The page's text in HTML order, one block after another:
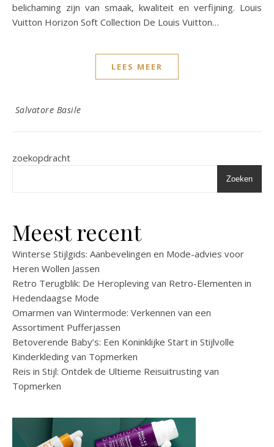
belichaming zijn van smaak, kwaliteit en verfijning. Louis
Vuitton Horizon Soft Collection De Louis Vuitton…
LEES MEER
Salvatore Basile
zoekopdracht
Zoeken
Meest recent
Winterse Stijlgids: Aanbevelingen en Mode-advies voor
Heren Wollen Jassen
Retro Terugblik: De Heropleving van Retro-Elementen in
Hedendaagse Mode
Omarmen van Wintermode: Verkennen van een
Assortiment Pufferjassen
Betoverende Baby’s: Een Koninklijke Start in Stijlvolle
Kinderkleding van Topmerken
Reis in Stijl: Ontdek de Ultieme Reisuitrusting van
Topmerken